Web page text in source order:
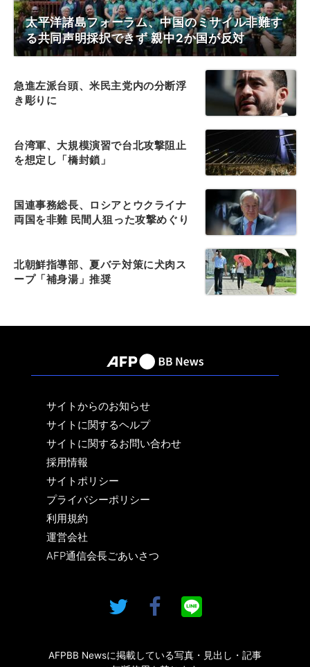
太平洋諸島フォーラム、中国のミサイル非難す
る共同声明採択できず 親中2か国が反対
急進左派台頭、米民主党内の分断浮
き彫りに
台湾軍、大規模演習で台北攻撃阻止
を想定し「橋封鎖」
国連事務総長、ロシアとウクライナ
両国を非難 民間人狙った攻撃めぐり
北朝鮮指導部、夏バテ対策に犬肉ス
ープ「補身湯」推奨
サイトからのお知らせ
サイトに関するヘルプ
サイトに関するお問い合わせ
採用情報
サイトポリシー
プライバシーポリシー
利用規約
運営会社
AFP通信会長ごあいさつ
AFPBB Newsに掲載している写真・見出し・記事